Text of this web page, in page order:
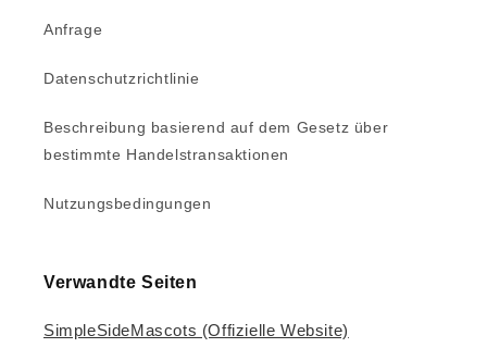
Anfrage
Datenschutzrichtlinie
Beschreibung basierend auf dem Gesetz über
bestimmte Handelstransaktionen
Nutzungsbedingungen
Verwandte Seiten
SimpleSideMascots (Offizielle Website)